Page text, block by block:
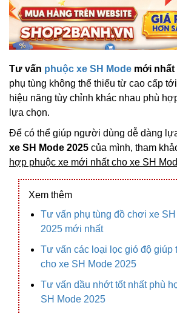
Tư vấn phuộc xe SH Mode mới nhất
phụ tùng không thể thiếu từ cao cấp
hiệu năng tùy chỉnh khác nhau phù
lựa chọn.
Để có thể giúp người dùng dễ dàng
xe SH Mode 2025 của mình, tham
hợp phuộc xe mới nhất cho xe SH
Xem thêm
Tư vấn phụ tùng đồ chơi xe
2025 mới nhất
Tư vấn các loại lọc gió độ giúp
cho xe SH Mode 2025
Tư vấn dầu nhớt tốt nhất phù
SH Mode 2025